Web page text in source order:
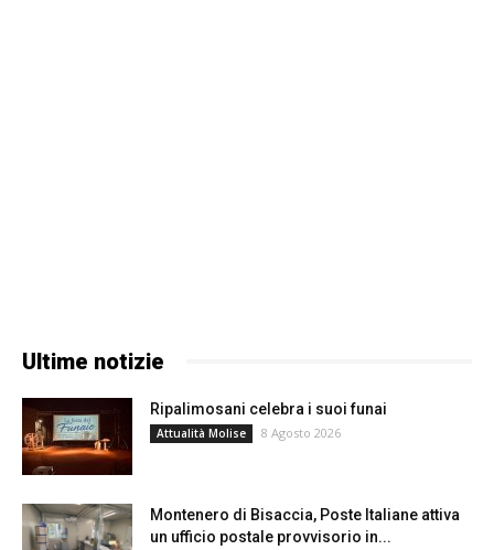
Ultime notizie
Ripalimosani celebra i suoi funai
Attualità Molise 8 Agosto 2026
Montenero di Bisaccia, Poste Italiane attiva
un ufficio postale provvisorio in...